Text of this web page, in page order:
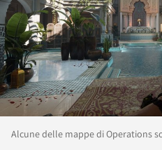
Alcune delle mappe di Operations